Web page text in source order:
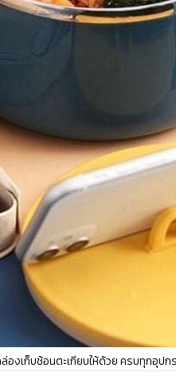
องเก็บช้อนตะเกียบให้ด้วย ครบทุกอุป